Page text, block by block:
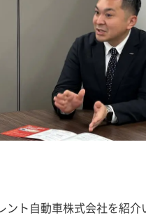
ト自動車株式会社を紹介